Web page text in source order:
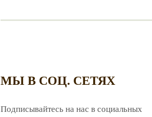
МЫ В СОЦ. СЕТЯХ
Подписывайтесь на нас в социальных